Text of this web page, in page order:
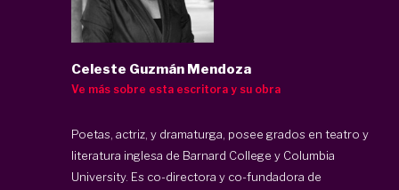
Celeste Guzmán Mendoza
Ve más sobre esta escritora y su obra
Poetas, actriz, y dramaturga, posee grados en teatro y
literatura inglesa de Barnard College y Columbia
University. Es co-directora y co-fundadora de